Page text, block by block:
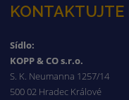
KONTAKTUJTE
Sídlo:
KOPP & CO s.r.o.
S. K. Neumanna 1257/14
500 02 Hradec Králové